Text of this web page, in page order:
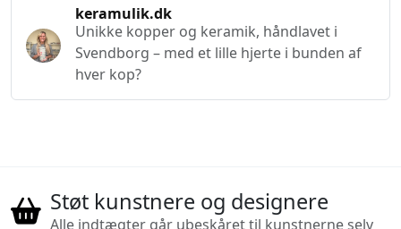
keramulik.dk
Unikke kopper og keramik, håndlavet i
Svendborg – med et lille hjerte i bunden af
hver kop?
Støt kunstnere og designere
Alle indtægter går ubeskåret til kunstnerne selv